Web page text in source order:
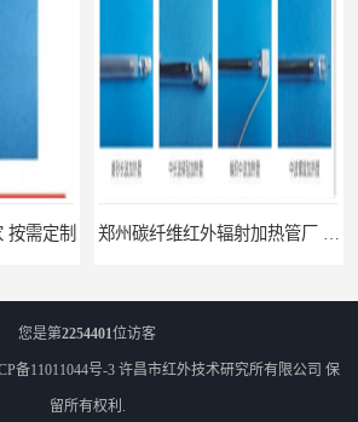
郑州碳纤维红外辐射加热管厂 真材实料
您是第2254401位访客
备11011044号-3 许昌市红外技术研究所有限公司 保
留所有权利.